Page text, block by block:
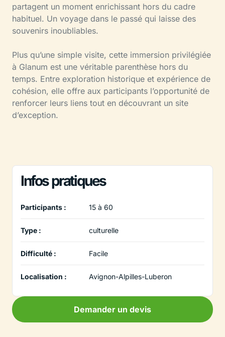
partagent un moment enrichissant hors du cadre
habituel. Un voyage dans le passé qui laisse des
souvenirs inoubliables.
Plus qu’une simple visite, cette immersion privilégiée
à Glanum est une véritable parenthèse hors du
temps. Entre exploration historique et expérience de
cohésion, elle offre aux participants l’opportunité de
renforcer leurs liens tout en découvrant un site
d’exception.
Infos pratiques
Participants : 15 à 60
Type : culturelle
Difficulté : Facile
Localisation : Avignon-Alpilles-Luberon
Demander un devis